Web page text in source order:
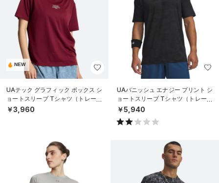
NEW
UAテック グラフィック ボックス シ
ョートスリーブ Tシャツ（トレーニ
ング/WOMEN）
￥3,960
UAバニッシュ エナジー プリント シ
ョートスリーブ Tシャツ（トレーニ
ング/MEN）
￥5,940